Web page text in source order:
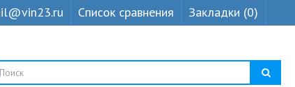
Список сравнения Закладки (0)